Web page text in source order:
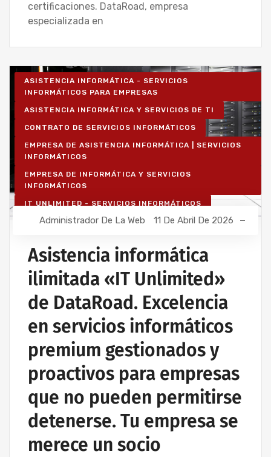
certificaciones. DataRoad, empresa
especializada en
ASISTENCIA INFORMÁTICA - SERVICIOS
INFORMÁTICOS PARA EMPRESAS
ASISTENCIA INFORMÁTICA Y SERVICIOS DE TI
CONTRATO DE SERVICIOS INFORMÁTICOS
EMPRESA DE ASISTENCIA INFORMÁTICA | SERVICIOS
INFORMÁTICOS
EMPRESA DE INFORMÁTICA Y SERVICIOS
INFORMÁTICOS
IT UNLIMITED - SERVICIOS INFORMÁTICOS
MANTENIMIENTO INFORMÁTICO PARA EMPRESAS
PROYECTOS DE REDES INALÁMBRICAS
RED INFORMÁTICA ESTRUCTURADA
INFORMÁTICA
Administrador De La Web 11 De Abril De 2026
Asistencia informática
ilimitada «IT Unlimited»
de DataRoad. Excelencia
en servicios informáticos
premium gestionados y
proactivos para empresas
que no pueden permitirse
detenerse. Tu empresa se
merece un socio